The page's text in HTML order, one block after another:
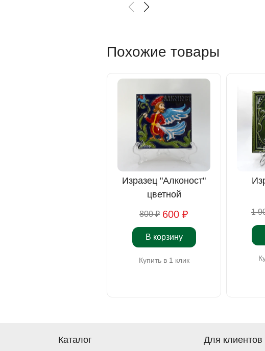
Похожие товары
Изразец "Алконост"
цветной
800 ₽ 600 ₽
В корзину
Купить в 1 клик
1
Каталог Для клиентов